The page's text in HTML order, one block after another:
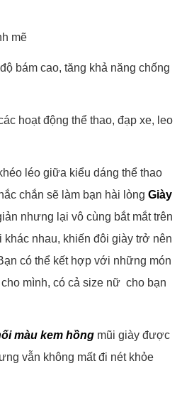
mẽ
bám cao, tăng khả năng chống
hoạt động thể thao, đạp xe, leo
léo giữa kiểu dáng thể thao
chắn sẽ làm bạn hài lòng Giày
nhưng lại vô cùng bắt mắt trên
khác nhau, khiến đôi giày trở nên
có thể kết hợp với những món
mình, có cả size nữ cho bạn
màu kem hồng mũi giày được
vẫn không mất đi nét khỏe